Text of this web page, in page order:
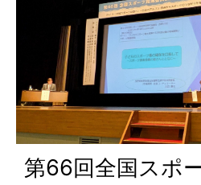
第66回全国スポ